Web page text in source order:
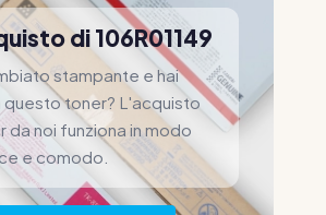
di 106R01149
stampante e hai
questo toner? L'acquisto
da noi funziona in modo
e comodo.